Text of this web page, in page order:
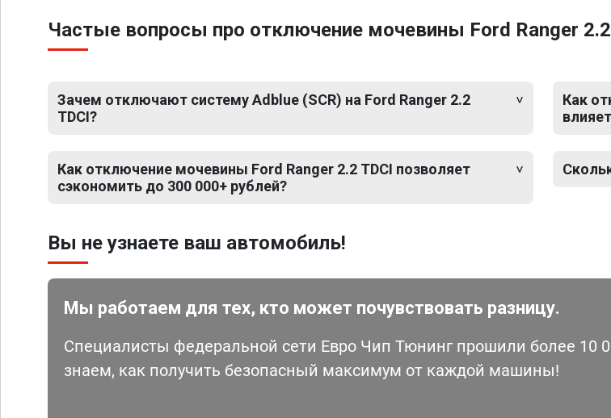
Частые вопросы про отключение мочевины Ford Ranger
Зачем отключают систему Adblue (SCR) на Ford Ranger 2.2
TDCI?
Как отключение мочевины Ford Ranger 2.2 TDCI позволяет
сэкономить до 300 000+ рублей?
Как
Вы не узнаете ваш автомобиль!
Мы работаем для тех, кто может почувствовать разницу.
Специалисты федеральной сети Евро Чип Тюнинг прошили более 10
знаем, как получить безопасный максимум от каждой машины!